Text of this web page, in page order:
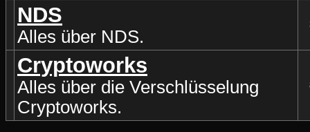
NDS
Alles über NDS.
Cryptoworks
Alles über die Verschlüsselung
Cryptoworks.